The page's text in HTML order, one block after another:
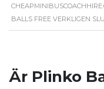
BALLS FREE VERKLIGEN
Är Plinko